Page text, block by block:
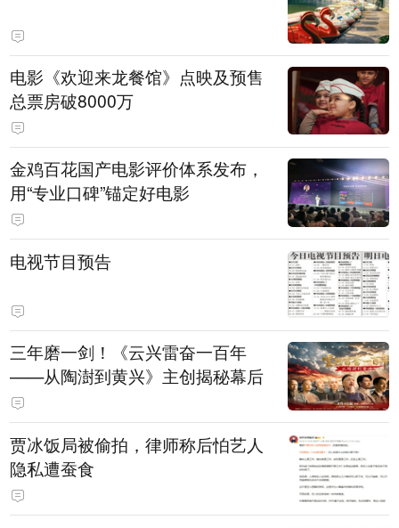
电影《欢迎来龙餐馆》点映及预售
总票房破8000万
金鸡百花国产电影评价体系发布，
用“专业口碑”锚定好电影
电视节目预告
三年磨一剑！《云兴雷奋一百年
——从陶澍到黄兴》主创揭秘幕后
贾冰饭局被偷拍，律师称后怕艺人
隐私遭蚕食